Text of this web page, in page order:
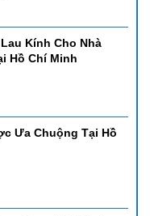
Kính Cho Nhà
Hồ Chí Minh
Ưa Chuộng Tại Hồ